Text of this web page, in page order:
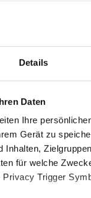
Details
Daten
Ihre
Gerät zu
Inhalten,
für welche
Trigger
ihr
PopRat